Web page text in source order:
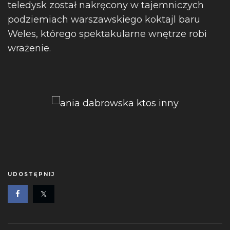
teledysk został nakręcony w tajemniczych
podziemiach warszawskiego koktajl baru
Weles, którego spektakularne wnętrze robi
wrażenie.
UDOSTĘPNIJ